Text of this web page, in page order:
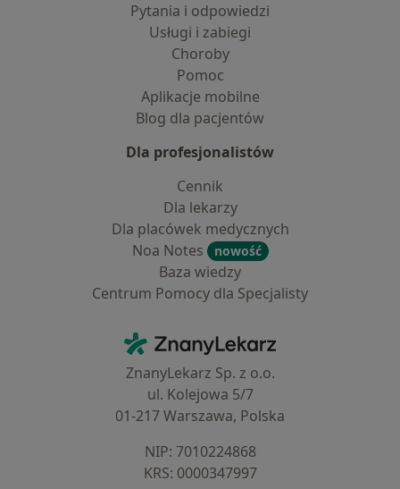
Pytania i odpowiedzi
Usługi i zabiegi
Choroby
Pomoc
Aplikacje mobilne
Blog dla pacjentów
Dla profesjonalistów
Cennik
Dla lekarzy
Dla placówek medycznych
Noa Notes
nowość
Baza wiedzy
Centrum Pomocy dla Specjalisty
ZnanyLekarz - Strona główna
ZnanyLekarz Sp. z o.o.
ul. Kolejowa 5/7
01-217 Warszawa, Polska
NIP: ⁠7010224868
KRS: ⁠0000347997